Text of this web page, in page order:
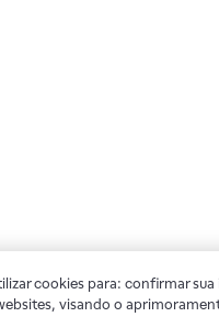
cookies para: confirmar
visando o